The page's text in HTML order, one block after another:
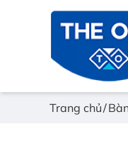
Trang chủ